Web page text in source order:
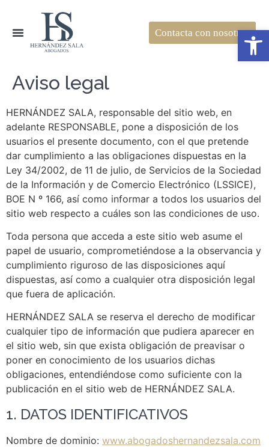
Contacta con nosotros
Aviso legal
HERNÁNDEZ SALA, responsable del sitio web, en
adelante RESPONSABLE, pone a disposición de los
usuarios el presente documento, con el que pretende
dar cumplimiento a las obligaciones dispuestas en la
Ley 34/2002, de 11 de julio, de Servicios de la Sociedad
de la Información y de Comercio Electrónico (LSSICE),
BOE N º 166, así como informar a todos los usuarios del
sitio web respecto a cuáles son las condiciones de uso.
Toda persona que acceda a este sitio web asume el
papel de usuario, comprometiéndose a la observancia y
cumplimiento riguroso de las disposiciones aquí
dispuestas, así como a cualquier otra disposición legal
que fuera de aplicación.
HERNÁNDEZ SALA se reserva el derecho de modificar
cualquier tipo de información que pudiera aparecer en
el sitio web, sin que exista obligación de preavisar o
poner en conocimiento de los usuarios dichas
obligaciones, entendiéndose como suficiente con la
publicación en el sitio web de HERNÁNDEZ SALA.
1. DATOS IDENTIFICATIVOS
Nombre de dominio: www.abogadoshernandezsala.com